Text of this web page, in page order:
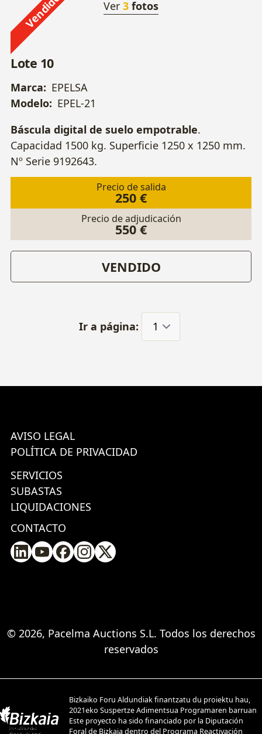
Vendido Ver 3 fotos
Lote 10
Marca: EPELSA
Modelo: EPEL-21
Báscula digital de suelo empotrable.
Capacidad 1500 kg. Superficie 1250 x 1250 mm.
Nº Serie 9192643.
Precio de salida
250 €
Precio de adjudicación
550 €
VENDIDO
Ir a página:
AVISO LEGAL
POLÍTICA DE PRIVACIDAD
SERVICIOS
SUBASTAS
LIQUIDACIONES
CONTACTO
© 2026, Pacelma Auctions S.L. Todos los derechos
reservados
Bizkaiko Foru Aldundiak finantzatu du proiektu hau,
2021eko Suspertze Adimentsua Programaren barruan
Este proyecto ha sido financiado por la Diputación
Foral de Bizkaia dentro del Programa Reactivación